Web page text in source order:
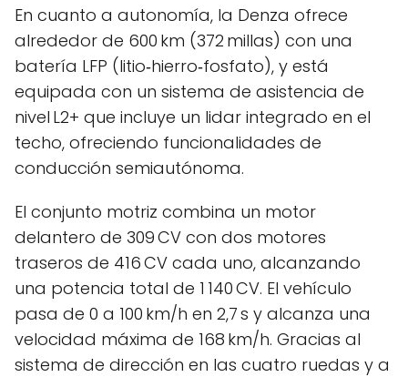
En cuanto a autonomía, la Denza ofrece
alrededor de 600 km (372 millas) con una
batería LFP (litio‑hierro‑fosfato), y está
equipada con un sistema de asistencia de
nivel L2+ que incluye un lidar integrado en el
techo, ofreciendo funcionalidades de
conducción semiautónoma.
El conjunto motriz combina un motor
delantero de 309 CV con dos motores
traseros de 416 CV cada uno, alcanzando
una potencia total de 1 140 CV. El vehículo
pasa de 0 a 100 km/h en 2,7 s y alcanza una
velocidad máxima de 168 km/h. Gracias al
sistema de dirección en las cuatro ruedas y a